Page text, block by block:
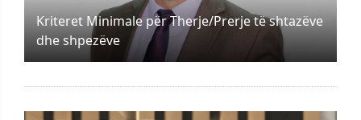
Kriteret Minimale për Therje/Prerje të shtazëve
dhe shpezëve